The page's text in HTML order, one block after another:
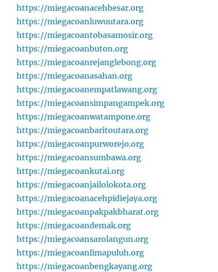
https://miegacoanacehbesar.org
https://miegacoanluwuutara.org
https://miegacoantobasamosir.org
https://miegacoanbuton.org
https://miegacoanrejanglebong.org
https://miegacoanasahan.org
https://miegacoanempatlawang.org
https://miegacoansimpangampek.org
https://miegacoanwatampone.org
https://miegacoanbaritoutara.org
https://miegacoanpurworejo.org
https://miegacoansumbawa.org
https://miegacoankutai.org
https://miegacoanjailolokota.org
https://miegacoanacehpidiejaya.org
https://miegacoanpakpakbharat.org
https://miegacoandemak.org
https://miegacoansarolangun.org
https://miegacoanlimapuluh.org
https://miegacoanbengkayang.org